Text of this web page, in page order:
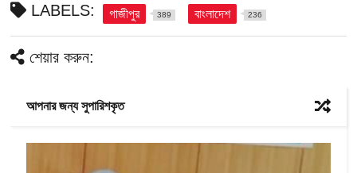
LABELS: গাজীপুর 389 বাংলাদেশ 236
শেয়ার করুন:
আপনার জন্য সুপারিশকৃত